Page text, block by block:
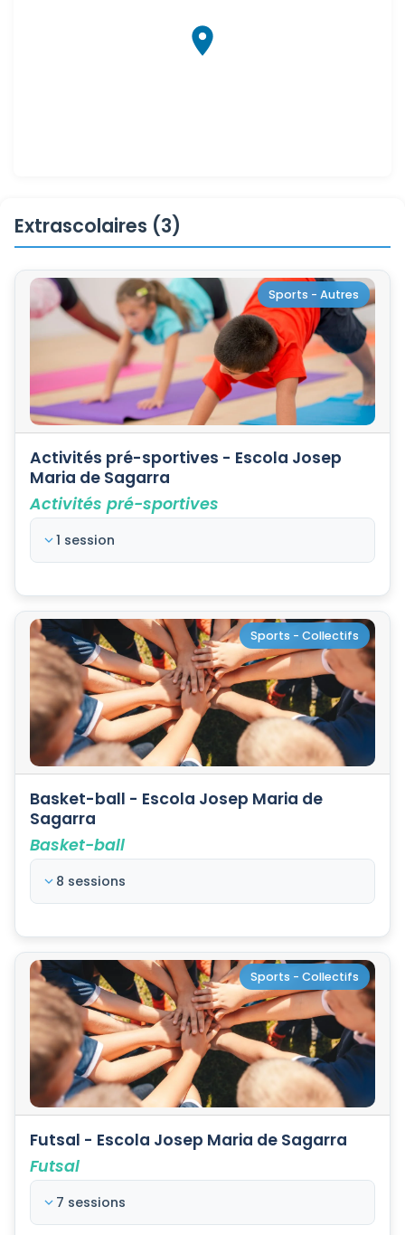
Extrascolaires (3)
Sports - Autres
Activités pré-sportives - Escola Josep
Maria de Sagarra
Activités pré-sportives
1 session
Sports - Collectifs
Basket-ball - Escola Josep Maria de
Sagarra
Basket-ball
8 sessions
Sports - Collectifs
Futsal - Escola Josep Maria de Sagarra
Futsal
7 sessions